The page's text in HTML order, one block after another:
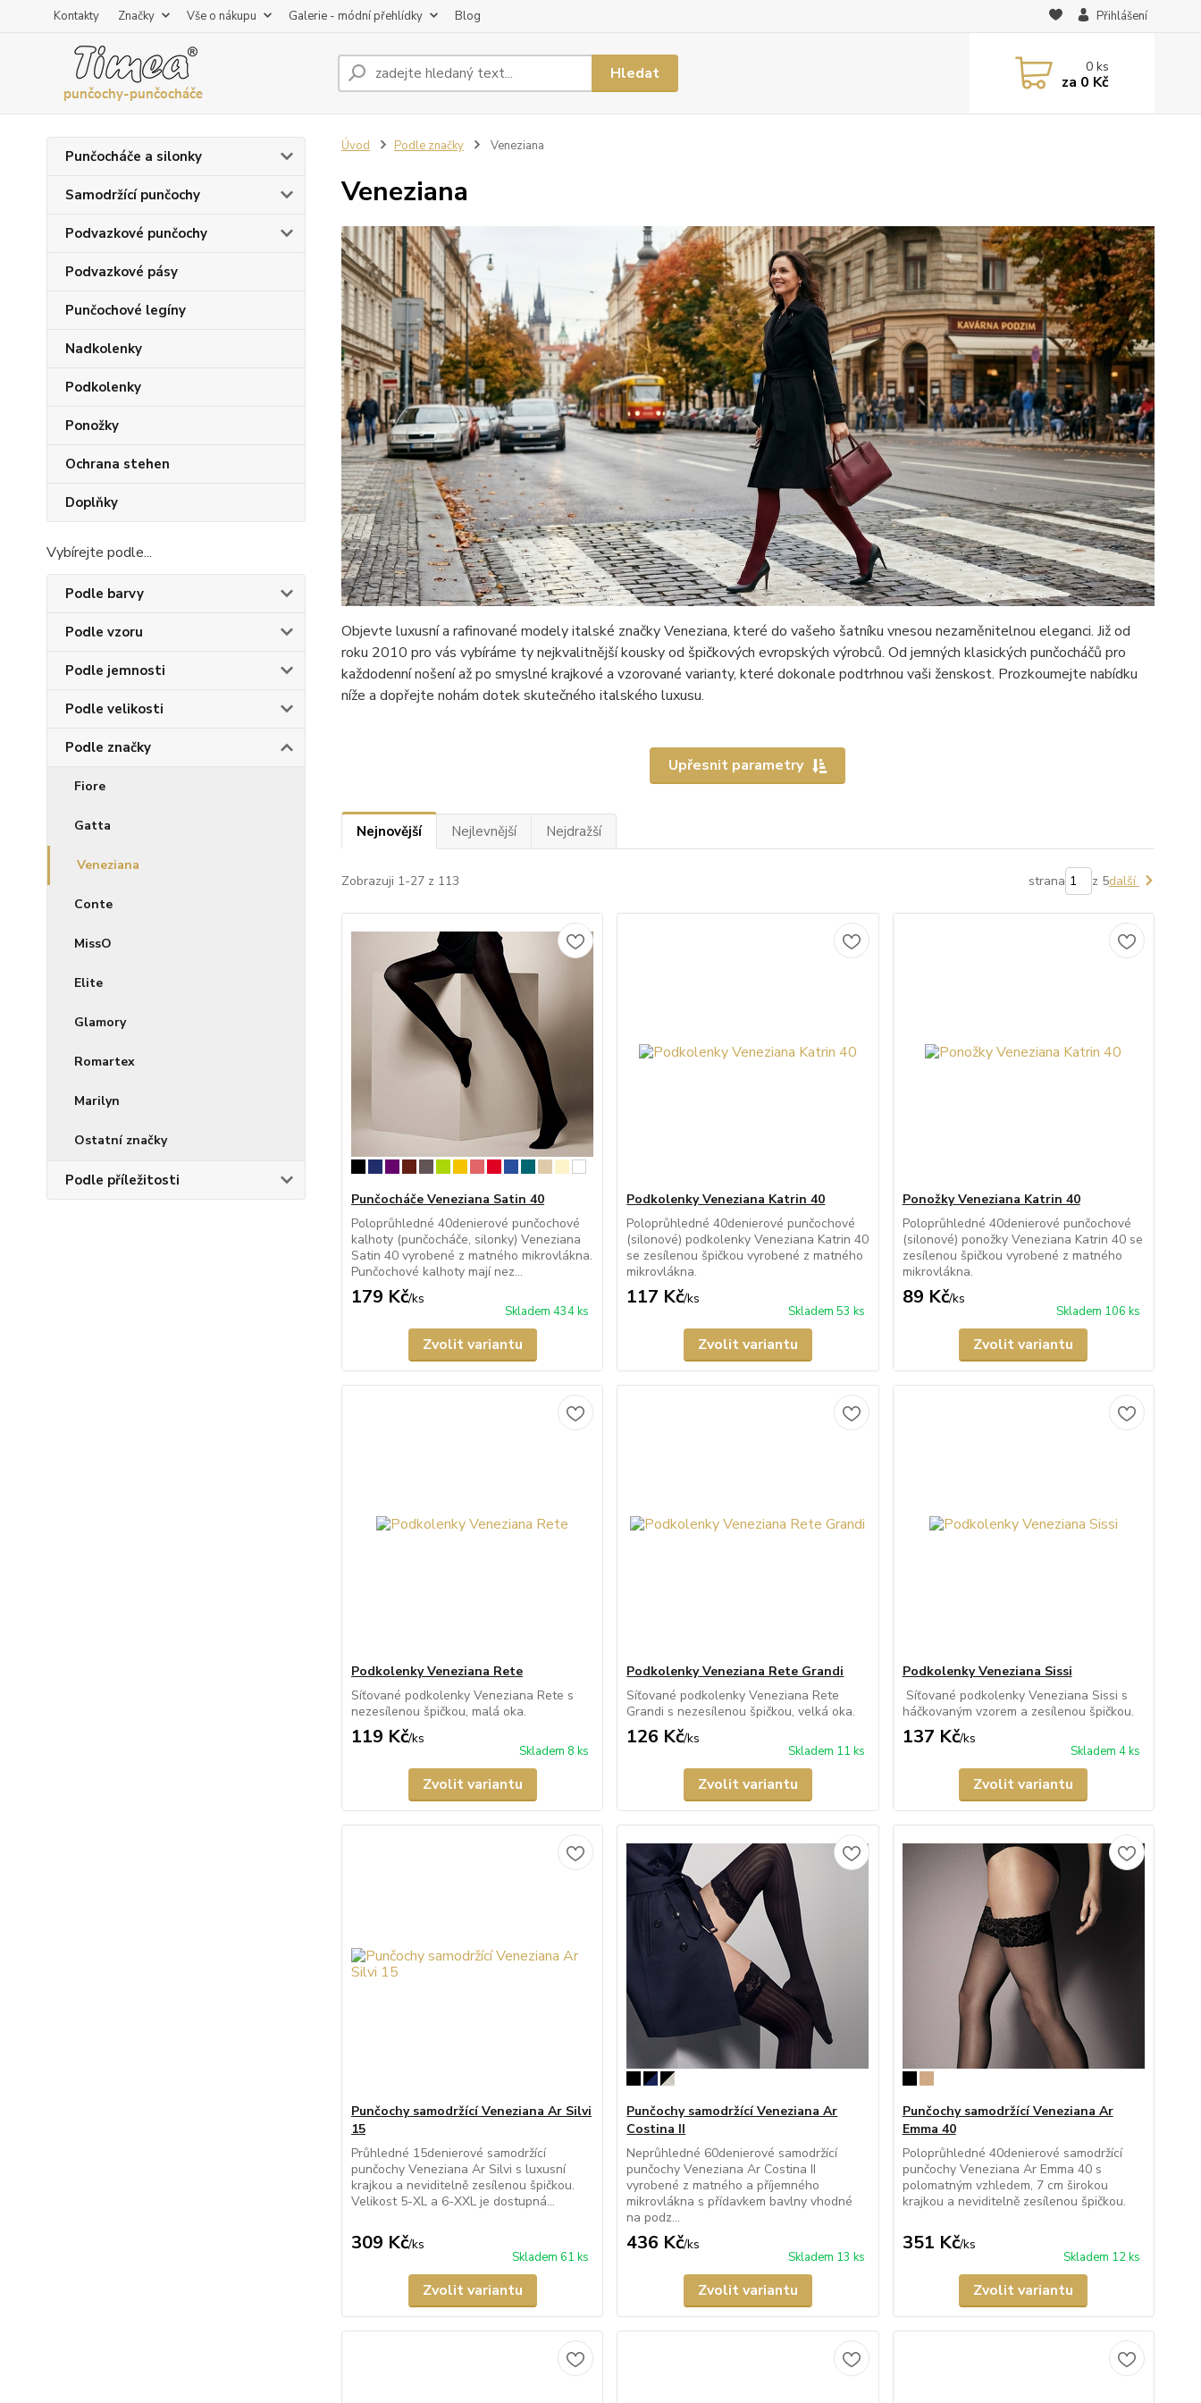
Kontakty Značky Vše o nákupu Galerie - módní přehlídky Blog Přihlášení
Hledat 0ks
za 0 Kč
Punčocháče a silonky
Samodržící punčochy
Podvazkové punčochy
Podvazkové pásy
Punčochové legíny
Nadkolenky
Podkolenky
Ponožky
Ochrana stehen
Doplňky
Vybírejte podle...
Podle barvy
Podle vzoru
Podle jemnosti
Podle velikosti
Podle značky
Fiore
Gatta
Veneziana
Conte
MissO
Elite
Glamory
Romartex
Marilyn
Ostatní značky
Podle příležitosti
Úvod Podle značky Veneziana
Veneziana
Objevte luxusní a rafinované modely italské značky Veneziana, které do vašeho šatníku vnesou nezaměnitelnou eleganci. Již od
roku 2010 pro vás vybíráme ty nejkvalitnější kousky od špičkových evropských výrobců. Od jemných klasických punčocháčů pro
každodenní nošení až po smyslné krajkové a vzorované varianty, které dokonale podtrhnou vaši ženskost. Prozkoumejte nabídku
níže a dopřejte nohám dotek skutečného italského luxusu.
Upřesnit parametry
Nejnovější Nejlevnější Nejdražší
Zobrazuji 1-27 z 113 strana z 5další
Punčocháče Veneziana Satin 40
Poloprůhledné 40denierové punčochové
kalhoty (punčocháče, silonky) Veneziana
Satin 40 vyrobené z matného mikrovlákna.
Punčochové kalhoty mají nez...
179 Kč/ks
Skladem 434 ks
Zvolit variantu
Podkolenky Veneziana Katrin 40
Poloprůhledné 40denierové punčochové
(silonové) podkolenky Veneziana Katrin 40
se zesílenou špičkou vyrobené z matného
mikrovlákna.
117 Kč/ks
Skladem 53 ks
Zvolit variantu
Ponožky Veneziana Katrin 40
Poloprůhledné 40denierové punčochové
(silonové) ponožky Veneziana Katrin 40 se
zesílenou špičkou vyrobené z matného
mikrovlákna.
89 Kč/ks
Skladem 106 ks
Zvolit variantu
Podkolenky Veneziana Rete
Síťované podkolenky Veneziana Rete s
nezesílenou špičkou, malá oka.
119 Kč/ks
Skladem 8 ks
Zvolit variantu
Podkolenky Veneziana Rete Grandi
Síťované podkolenky Veneziana Rete
Grandi s nezesílenou špičkou, velká oka.
126 Kč/ks
Skladem 11 ks
Zvolit variantu
Podkolenky Veneziana Sissi
Síťované podkolenky Veneziana Sissi s
háčkovaným vzorem a zesílenou špičkou.
137 Kč/ks
Skladem 4 ks
Zvolit variantu
Punčochy samodržící Veneziana Ar Silvi
15
Průhledné 15denierové samodržící
punčochy Veneziana Ar Silvi s luxusní
krajkou a neviditelně zesílenou špičkou.
Velikost 5-XL a 6-XXL je dostupná...
309 Kč/ks
Skladem 61 ks
Zvolit variantu
Punčochy samodržící Veneziana Ar
Costina II
Neprůhledné 60denierové samodržící
punčochy Veneziana Ar Costina II
vyrobené z matného a příjemného
mikrovlákna s přídavkem bavlny vhodné
na podz...
436 Kč/ks
Skladem 13 ks
Zvolit variantu
Punčochy samodržící Veneziana Ar
Emma 40
Poloprůhledné 40denierové samodržící
punčochy Veneziana Ar Emma 40 s
polomatným vzhledem, 7 cm širokou
krajkou a neviditelně zesílenou špičkou.
351 Kč/ks
Skladem 12 ks
Zvolit variantu